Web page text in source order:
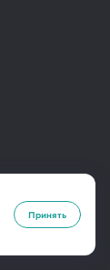
Принять